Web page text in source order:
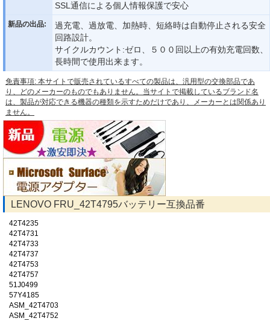
SSL通信による個人情報保護で安心
新品の出品:
過充電、過放電、加熱時、短絡時は自動停止される安全
回路設計。
サイクルカウント:ゼロ、５００回以上の有効充電回数、
長時間で使用出来ます。
免責事項: 本サイトで販売されているすべての製品は、汎用型の交換部品であ
り、どのメーカーのものでもありません。当サイトで掲載しているブランド名
は、製品が対応できる機器の種類を示すためだけであり、メーカーとは関係あり
ません。
LENOVO FRU_42T4795バッテリー互換品番
42T4235
42T4731
42T4733
42T4737
42T4753
42T4757
51J0499
57Y4185
ASM_42T4703
ASM_42T4752